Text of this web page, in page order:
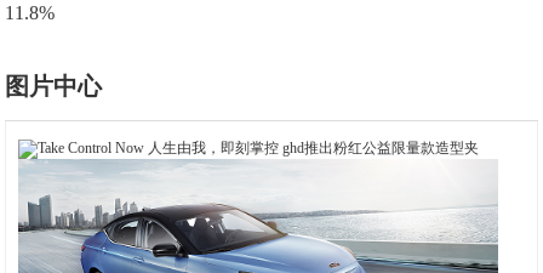
11.8%
图片中心